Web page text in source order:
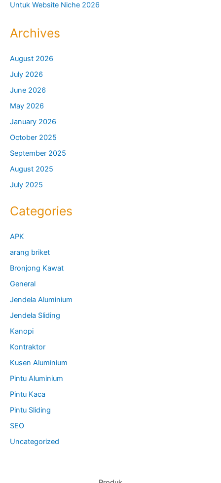
Untuk Website Niche 2026
Archives
August 2026
July 2026
June 2026
May 2026
January 2026
October 2025
September 2025
August 2025
July 2025
Categories
APK
arang briket
Bronjong Kawat
General
Jendela Aluminium
Jendela Sliding
Kanopi
Kontraktor
Kusen Aluminium
Pintu Aluminium
Pintu Kaca
Pintu Sliding
SEO
Uncategorized